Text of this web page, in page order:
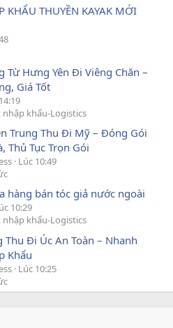
KHẨU THUYỀN KAYAK MỚI
Từ Hưng Yên Đi Viêng Chăn –
Giá Tốt
khẩu-Logistics
Trung Thu Đi Mỹ – Đóng Gói
Thủ Tục Trọn Gói
Lúc 10:49
hàng bán tóc giả nước ngoài
10:29
khẩu-Logistics
Thu Đi Úc An Toàn – Nhanh
Khẩu
Lúc 10:25